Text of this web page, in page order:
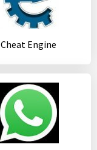
Cheat Engine